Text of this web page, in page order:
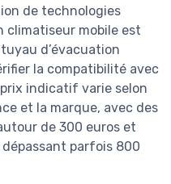
de technologies
climatiseur mobile est
d’évacuation
la compatibilité avec
indicatif varie selon
et la marque, avec des
de 300 euros et
parfois 800